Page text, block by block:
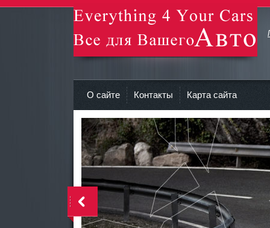
avto-zv.ru - Все для Вашего авто
О сайте Контакты Карта сайта